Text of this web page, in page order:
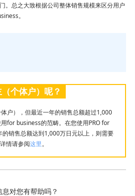
。总之大致根据公司整体销售规模来区分用户
。
个体户）呢？
户），但最近一年的销售总额超过1,000
for business的范畴。在您使用PRO for
销售总额达到1,000万日元以上，则需要
情请参阅这里。
息对您有帮助吗？